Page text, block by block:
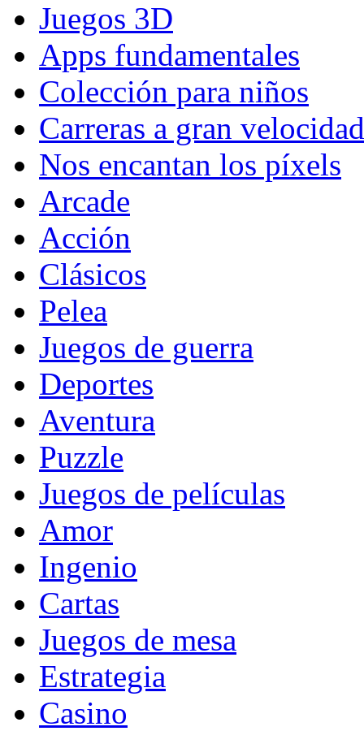
Juegos 3D
Apps fundamentales
Colección para niños
Carreras a gran velocidad
Nos encantan los píxels
Arcade
Acción
Clásicos
Pelea
Juegos de guerra
Deportes
Aventura
Puzzle
Juegos de películas
Amor
Ingenio
Cartas
Juegos de mesa
Estrategia
Casino